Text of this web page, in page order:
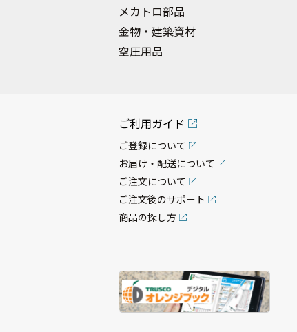
メカトロ部品
金物・建築資材
空圧用品
ご利用ガイド
ご登録について
お届け・配送について
ご注文について
ご注文後のサポート
商品の探し方